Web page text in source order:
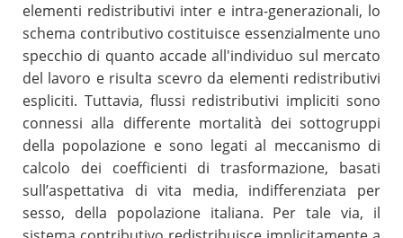
elementi redistributivi inter e intra-generazionali, lo
schema contributivo costituisce essenzialmente uno
specchio di quanto accade all'individuo sul mercato
del lavoro e risulta scevro da elementi redistributivi
espliciti. Tuttavia, flussi redistributivi impliciti sono
connessi alla differente mortalità dei sottogruppi
della popolazione e sono legati al meccanismo di
calcolo dei coefficienti di trasformazione, basati
sull’aspettativa di vita media, indifferenziata per
sesso, della popolazione italiana. Per tale via, il